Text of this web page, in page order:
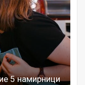
5 намирници